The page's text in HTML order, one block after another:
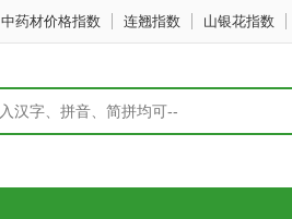
中药材价格指数 连翘指数 山银花指数